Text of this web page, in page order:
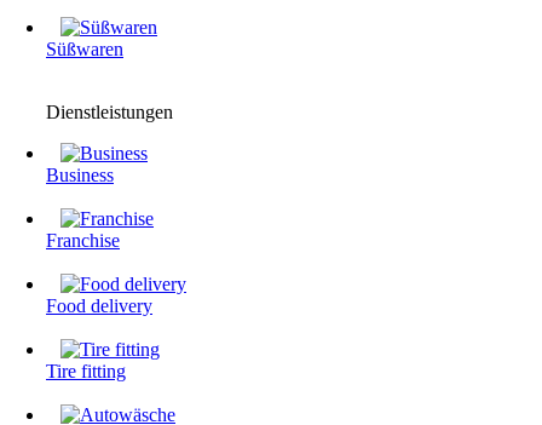
Süßwaren
Dienstleistungen
Business
Franchise
Food delivery
Tire fitting